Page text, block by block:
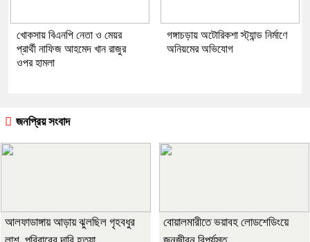
খোকসায় বিএনপি নেতা ও মেয়র
প্রার্থী নাফিজ আহমেদ খান রাজুর
ওপর হামলা
গঙ্গাচড়ায় অটোরিকশা স্ট্যান্ড নির্মাণে
অনিয়মের অভিযোগ
জনপ্রিয় সংবাদ
আলফাডাঙ্গায় আড়ায় ঝুলছিল গৃহবধুর
বোয়ালমারীতে ভয়াবহ লোডশেডিংয়ে